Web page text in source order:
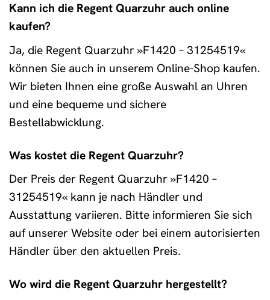
Kann ich die Regent Quarzuhr auch online
kaufen?
Ja, die Regent Quarzuhr »F1420 – 31254519«
können Sie auch in unserem Online-Shop kaufen.
Wir bieten Ihnen eine große Auswahl an Uhren
und eine bequeme und sichere
Bestellabwicklung.
Was kostet die Regent Quarzuhr?
Der Preis der Regent Quarzuhr »F1420 –
31254519« kann je nach Händler und
Ausstattung variieren. Bitte informieren Sie sich
auf unserer Website oder bei einem autorisierten
Händler über den aktuellen Preis.
Wo wird die Regent Quarzuhr hergestellt?